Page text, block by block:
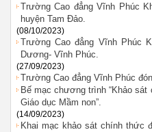
Trường Cao đẳng Vĩnh Phúc
huyện Tam Đảo.
(08/10/2023)
Trường Cao đẳng Vĩnh Phúc
Dương- Vĩnh Phúc.
(27/09/2023)
Trường Cao đẳng Vĩnh Phúc
Bế mạc chương trình “Khảo
Giáo dục Mầm non”.
(14/09/2023)
Khai mạc khảo sát chính thức